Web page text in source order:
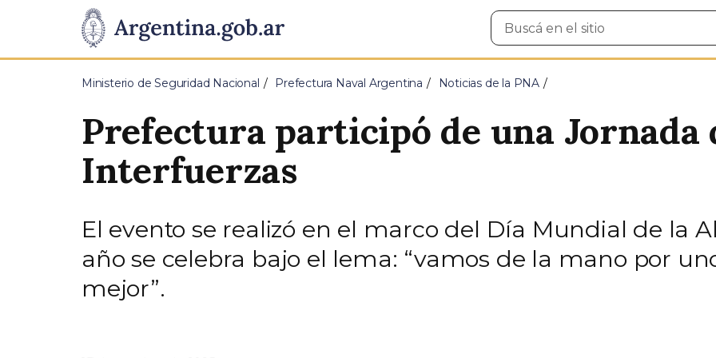
Presidencia
de
Pasar al contenido principal
Buscar
en
Ministerio de Seguridad Nacional Prefectura Naval Argentina Noticias de la PNA
Prefectura participó de una
Interfuerzas
El evento se realizó en el marco del Día Mundial de la
año se celebra bajo el lema: “vamos de la mano por
mejor”.